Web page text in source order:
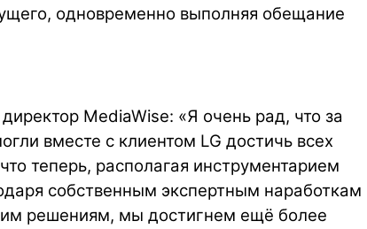
одновременно выполняя обещание
MediaWise: «Я очень рад, что за
вместе с клиентом LG достичь всех
теперь, располагая инструментарием
собственным экспертным наработкам
решениям, мы достигнем ещё более